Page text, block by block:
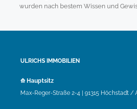
wurden nach bestem Wissen und
ULRICHS IMMOBILIEN
⟰ Hauptsitz
Max-Reger-Straße 2-4 | 91315 Höchstadt /